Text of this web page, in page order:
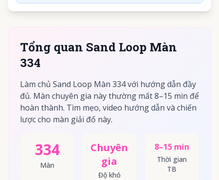
Tổng quan Sand Loop Màn
334
Làm chủ Sand Loop Màn 334 với hướng dẫn đầy
đủ. Màn chuyên gia này thường mất 8–15 min để
hoàn thành. Tìm mẹo, video hướng dẫn và chiến
lược cho màn giải đố này.
334
Màn
Chuyên
gia
Độ khó
8–15 min
Thời gian
TB